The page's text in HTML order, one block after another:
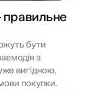
правильне
бути
з
вигідною,
покупки.